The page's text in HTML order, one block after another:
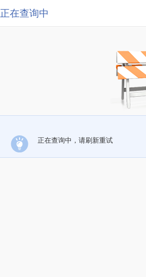
正在查询中
正在查询中，请刷新重试